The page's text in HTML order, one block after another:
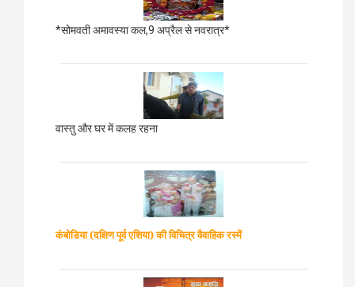
*सोमवती अमावस्या कल,9 अप्रैल से नवरात्र*
वास्तु और घर में कलह रहना
कंबोडिया (दक्षिण पूर्व एशिया) की विचित्र वैवाहिक रस्में